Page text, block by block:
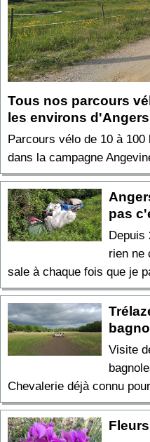
Tous nos parcours
les environs d'Angers
Parcours vélo de 10 à
dans la campagne
pas
Depuis
rien ne
sale à chaque fois que je
Visite
Chevalerie déjà connu